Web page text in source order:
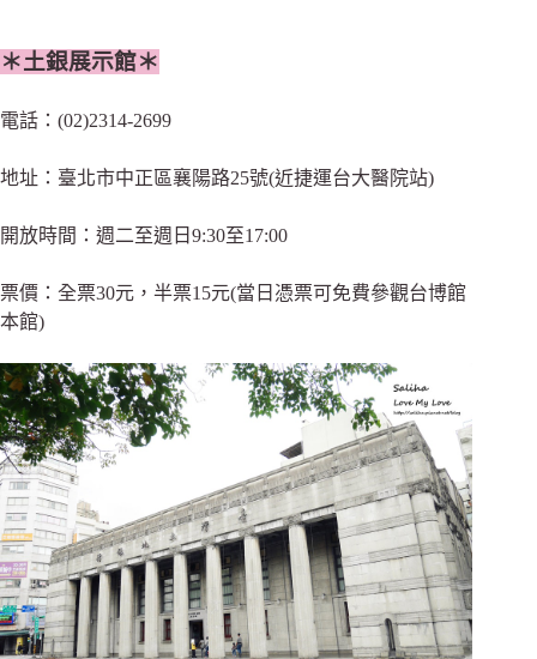
＊土銀展示館＊
電話：(02)2314-2699
地址：臺北市中正區襄陽路25號(近捷運台大醫院站)
開放時間：週二至週日9:30至17:00
票價：全票30元，半票15元(當日憑票可免費參觀台博館
本館)